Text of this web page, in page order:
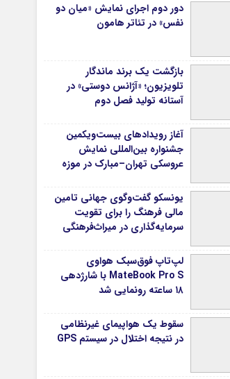
دور دوم اجرای نمایش «میان دو
نفس» در تئاتر هامون
بازگشت یک برند ماندگار
تلویزیون؛ «آژانس دوستی» در
آستانه تولید فصل دوم
آغاز رویدادهای بیست‌ویکمین
جشنواره بین‌المللی نمایش
عروسکی تهران–مبارک در موزه
یونسکو گفت‌وگوی جهانی تامین
مالی فرهنگ را برای تقویت
سرمایه‌گذاری در میراث‌فرهنگی
صنایع خلاق
لپ‌تاپ فوق‌سبک هواوی
MateBook Pro S با شارژدهی
۱۸ ساعته رونمایی شد
سقوط یک هواپیمای غیرنظامی
در نتیجه اختلال در سیستم‌ GPS